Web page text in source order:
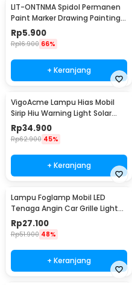
LIT-ONTNMA Spidol Permanen
Paint Marker Drawing Painting
Oil Base - MP-01
Rp5.900
Rp16.900 66%
+ Keranjang
VigoAcme Lampu Hias Mobil
Sirip Hiu Warning Light Solar
Energy 8 LED - FZWJSD
Rp34.900
Rp62.900 45%
+ Keranjang
Lampu Foglamp Mobil LED
Tenaga Angin Car Grille Light
Wind Power 2 PCS - XY044
Rp27.100
Rp51.900 48%
+ Keranjang